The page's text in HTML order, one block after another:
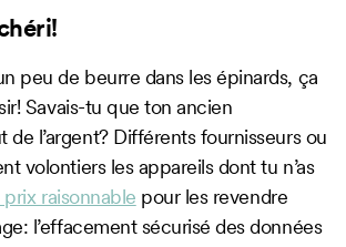
peu de beurre dans les épinards, ça
Savais-tu que ton ancien
de l’argent? Différents fournisseurs ou
volontiers les appareils dont tu n’as
prix raisonnable pour les revendre
l’effacement sécurisé des données